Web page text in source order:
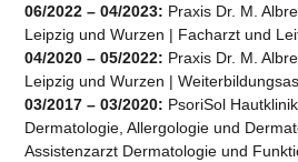
06/2022 – 04/2023: Praxis Dr. M.
Leipzig und Wurzen | Facharzt und
04/2020 – 05/2022: Praxis Dr. M.
Leipzig und Wurzen |
03/2017 – 03/2020: PsoriSol
Dermatologie, Allergologie und
Assistenzarzt Dermatologie und